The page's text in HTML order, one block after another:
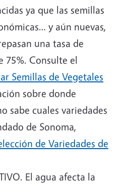
ya que las semillas
y aún nuevas,
una tasa de
75%. Consulte el
Semillas de Vegetales
sobre donde
sabe cuales variedades
de Sonoma,
de Variedades de
El agua afecta la